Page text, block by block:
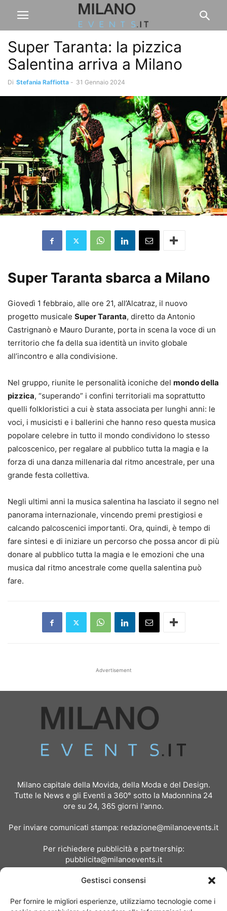
Gestisci consensi
Per fornire le migliori esperienze, utilizziamo tecnologie come i
Super Taranta: la pizzica
Salentina arriva a Milano
Di Stefania Raffiotta - 31 Gennaio 2024
Super Taranta sbarca a Milano
Giovedì 1 febbraio, alle ore 21, all’Alcatraz, il nuovo
progetto musicale Super Taranta, diretto da Antonio
Castrignanò e Mauro Durante, porta in scena la voce di un
territorio che fa della sua identità un invito globale
all’incontro e alla condivisione.
Nel gruppo, riunite le personalità iconiche del mondo della
pizzica, “superando” i confini territoriali ma soprattutto
quelli folkloristici a cui è stata associata per lunghi anni: le
voci, i musicisti e i ballerini che hanno reso questa musica
popolare celebre in tutto il mondo condividono lo stesso
palcoscenico, per regalare al pubblico tutta la magia e la
forza di una danza millenaria dal ritmo ancestrale, per una
grande festa collettiva.
Negli ultimi anni la musica salentina ha lasciato il segno nel
panorama internazionale, vincendo premi prestigiosi e
calcando palcoscenici importanti. Ora, quindi, è tempo di
fare sintesi e di iniziare un percorso che possa ancor di più
donare al pubblico tutta la magia e le emozioni che una
musica dal ritmo ancestrale come quella salentina può
fare.
Advertisement
Milano capitale della Movida, della Moda e del Design.
Tutte le News e gli Eventi a 360° sotto la Madonnina 24
ore su 24, 365 giorni l'anno.
Per inviare comunicati stampa: redazione@milanoevents.it
Per richiedere pubblicità e partnership:
pubblicita@milanoevents.it